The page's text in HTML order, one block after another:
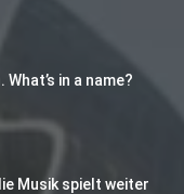
in a name?
Musik spielt weiter